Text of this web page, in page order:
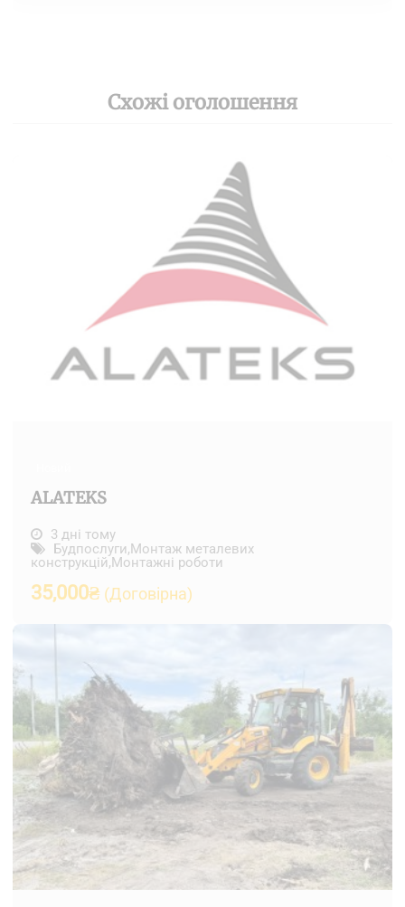
Схожі оголошення
ALATEKS
3 дні тому
Будпослуги,Монтаж металевих
конструкцій,Монтажні роботи
35,000₴ (Договірна)